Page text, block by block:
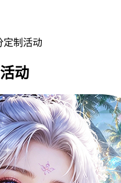
定制活动
动